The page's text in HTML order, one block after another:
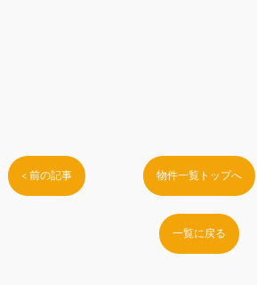
< 前の記事 物件一覧トップへ
一覧に戻る